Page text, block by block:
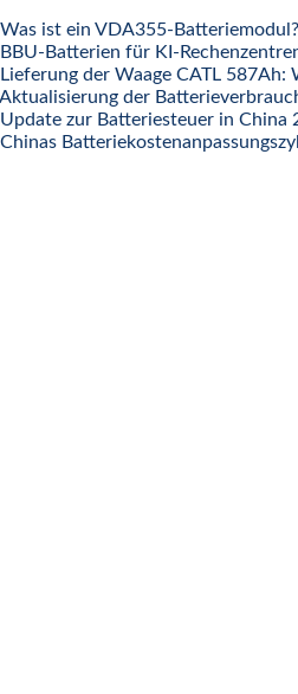
Was ist ein VDA355-
BBU-Batterien für KI-
Lieferung der Waage CATL
Aktualisierung der
Update zur Batteriesteuer in China
Chinas